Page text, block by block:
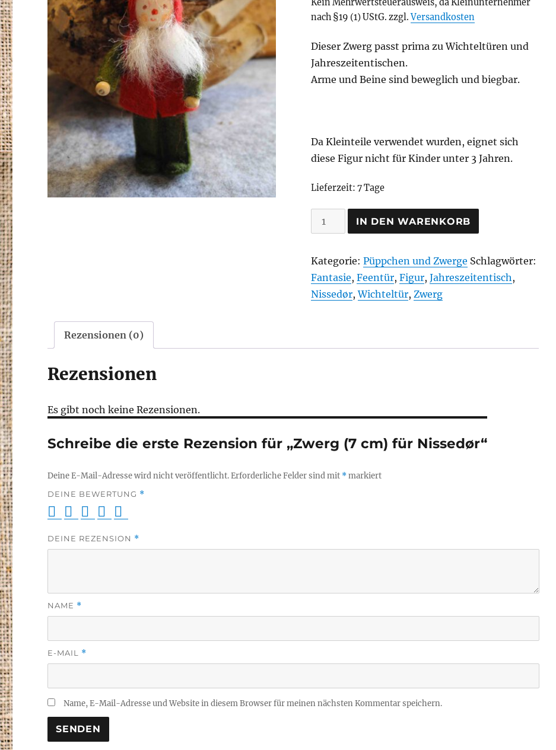
Kein Mehrwertsteuerausweis, da Kleinunternehmer
nach §19 (1) UStG. zzgl.Versandkosten
Dieser Zwerg passt prima zu Wichteltüren und
Jahreszeitentischen.
Arme und Beine sind beweglich und biegbar.
Da Kleinteile verwendet wurden, eignet sich
diese Figur nicht für Kinder unter 3 Jahren.
Lieferzeit:7 Tage
Zwerg
(7
für
Nissedør
Menge
IN DEN WARENKORB
Kategorie:Püppchen und Zwerge Schlagwörter:
Fantasie,Feentür,Figur,Jahreszeitentisch,
Nissedør,Wichteltür,Zwerg
Rezensionen (0)
Rezensionen
Es gibt noch keine Rezensionen.
Schreibe die erste Rezension für „Zwerg (7 cm) für Nissedør“
Deine E-Mail-Adresse wird nicht veröffentlicht.Erforderliche Felder sind mit *markiert
DEINE BEWERTUNG *
DEINE REZENSION *
NAME *
E-MAIL *
Name, E-Mail-Adresse und Website in diesem Browser für meinen nächsten Kommentar speichern.